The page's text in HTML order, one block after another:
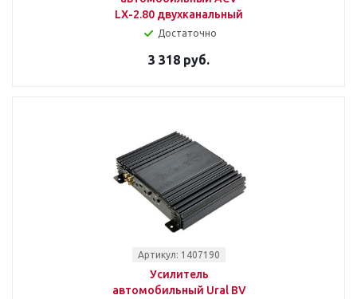
LX-2.80 двухканальный
Достаточно
3 318 руб.
Артикул: 1407190
Усилитель
автомобильный Ural BV